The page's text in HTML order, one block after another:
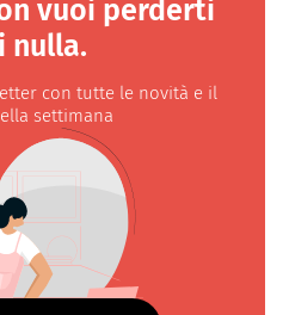
vuoi perderti
nulla.
con tutte le novità e il
settimana